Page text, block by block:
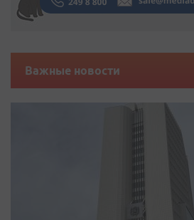
Важные новости